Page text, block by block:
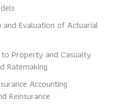
and Evaluation of Actuarial
Property and Casualty
Ratemaking
Accounting
Reinsurance